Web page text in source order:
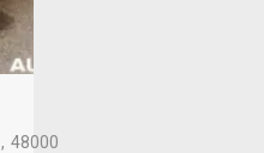
48000